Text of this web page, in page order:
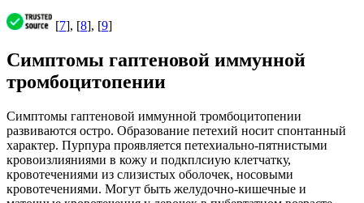
[7], [8], [9]
Симптомы гаптеновой иммунной
тромбоцитопении
Симптомы гаптеновой иммунной тромбоцитопении
развиваются остро. Образование петехий носит спонтанный
характер. Пурпура проявляется петехиально-пятнистыми
кровоизлияниями в кожу и подкплсиую клетчатку,
кровотечениями из слизистых оболочек, носовыми
кровотечениями. Могут быть желудочно-кишечные и